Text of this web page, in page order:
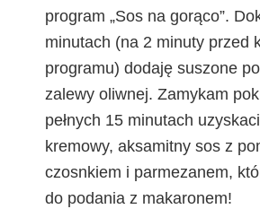
program „Sos na gorąco”.
minutach (na 2 minuty przed
programu) dodaję suszone
zalewy oliwnej. Zamykam
pełnych 15 minutach
kremowy, aksamitny sos z
czosnkiem i parmezanem,
do podania z makaronem!